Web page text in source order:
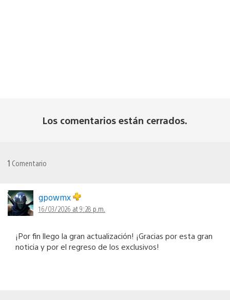
Los comentarios están cerrados.
1 Comentario
gpowmx
16/03/2026 at 9:28 p.m.
¡Por fin llego la gran actualización! ¡Gracias por esta gran
noticia y por el regreso de los exclusivos!